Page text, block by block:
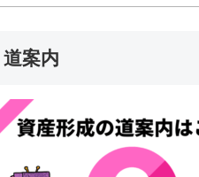
道案内